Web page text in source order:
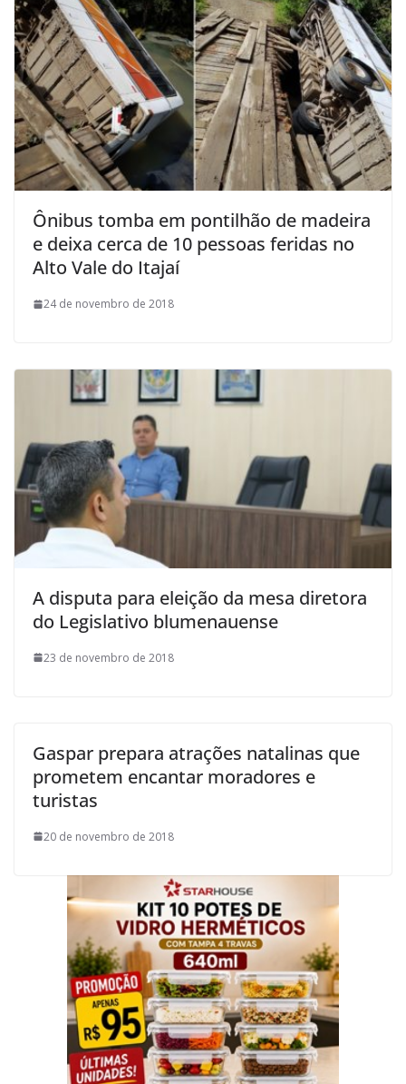
Ônibus tomba em pontilhão de madeira
e deixa cerca de 10 pessoas feridas no
Alto Vale do Itajaí
24 de novembro de 2018
A disputa para eleição da mesa diretora
do Legislativo blumenauense
23 de novembro de 2018
Gaspar prepara atrações natalinas que
prometem encantar moradores e
turistas
20 de novembro de 2018